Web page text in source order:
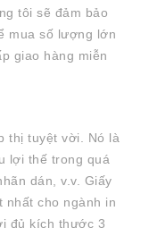
tôi sẽ đảm bảo
mua số lượng lớn
giao hàng miễn
thị tuyệt vời. Nó là
lợi thế trong quá
dán, v.v. Giấy
nhất cho ngành in
đủ kích thước 3